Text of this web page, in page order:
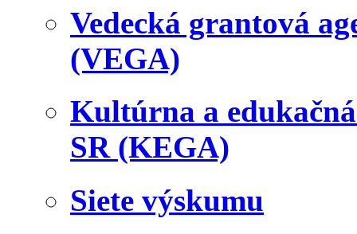
Vedecká grantová
(VEGA)
Kultúrna a
SR (KEGA)
Siete výskumu